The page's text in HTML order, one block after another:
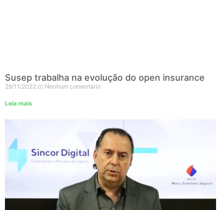
Susep trabalha na evolução do open insurance
29/11/2022 Nenhum comentário
Leia mais